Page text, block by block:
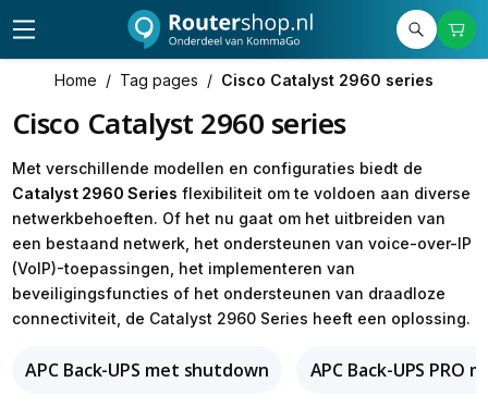
Home / Tag pages / Cisco Catalyst 2960 series
Cisco Catalyst 2960 series
Met verschillende modellen en configuraties biedt de
Catalyst 2960 Series flexibiliteit om te voldoen aan diverse
netwerkbehoeften. Of het nu gaat om het uitbreiden van
een bestaand netwerk, het ondersteunen van voice-over-IP
(VoIP)-toepassingen, het implementeren van
beveiligingsfuncties of het ondersteunen van draadloze
connectiviteit, de Catalyst 2960 Series heeft een oplossing.
APC Back-UPS met shutdown APC Back-UPS PRO